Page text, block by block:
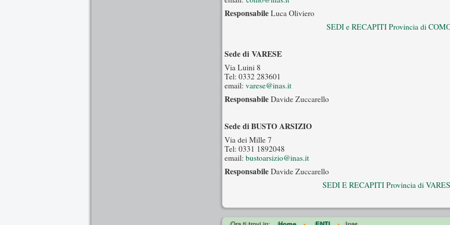
Responsabile Luca Oliviero
SEDI e RECAPITI Provincia di
Sede di VARESE
Via Luini 8
Tel: 0332 283601
email: varese@inas.it
Responsabile Davide Zuccarello
Sede di BUSTO ARSIZIO
Via dei Mille 7
Tel: 0331 1892048
email: bustoarsizio@inas.it
Responsabile Davide Zuccarello
SEDI E RECAPITI Provincia di